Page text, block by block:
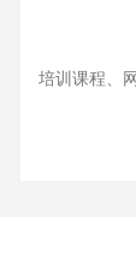
培训课程、